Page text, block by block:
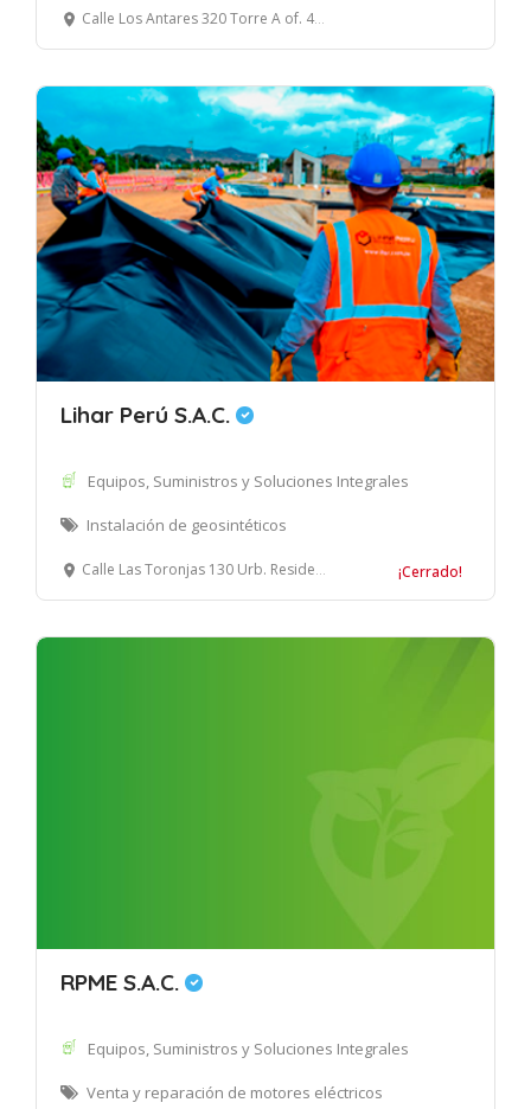
Calle Los Antares 320 Torre A of. 403 Urb La Alborada, Santiago de Surco, Lima
Lihar Perú S.A.C.
Equipos, Suministros y Soluciones Integrales
Instalación de geosintéticos
Calle Las Toronjas 130 Urb. Residencial Monterrico, La Molina, Lima. ¡Cerrado!
RPME S.A.C.
Equipos, Suministros y Soluciones Integrales
Venta y reparación de motores eléctricos